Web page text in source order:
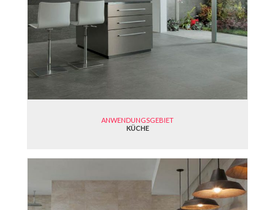
ANWENDUNGSGEBIET
KÜCHE